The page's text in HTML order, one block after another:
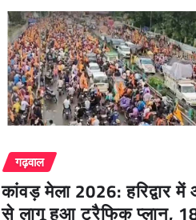
गढ़वाल
कांवड़ मेला 2026: हरिद्वार